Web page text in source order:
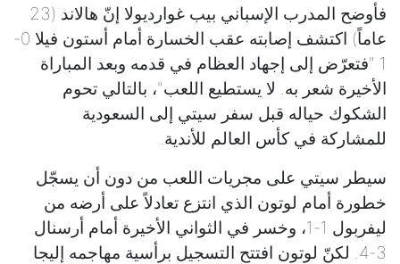
فأوضح المدرب الإسباني بيب غوارديولا إنّ هالاند (23
عاماً) اكتشف إصابته عقب الخسارة أمام أستون فيلا 0-
1 "فتعرّض إلى إجهاد العظام في قدمه وبعد المباراة
الأخيرة شعر به. لا يستطيع اللعب"، بالتالي تحوم
الشكوك حياله قبل سفر سيتي إلى السعودية
للمشاركة في كأس العالم للأندية.
سيطر سيتي على مجريات اللعب من دون أن يسجّل
خطورة أمام لوتون الذي انتزع تعادلاً على أرضه من
ليفربول 1-1، وخسر في الثواني الأخيرة أمام أرسنال
3-4. لكنّ لوتون افتتح التسجيل برأسية مهاجمه إليجا